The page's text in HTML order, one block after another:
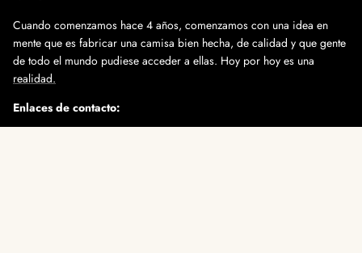
Cuando comenzamos hace 4 años, comenzamos con una idea en
mente que es fabricar una camisa bien hecha, de calidad y que gente
de todo el mundo pudiese acceder a ellas. Hoy por hoy es una
realidad.
Enlaces de contacto: